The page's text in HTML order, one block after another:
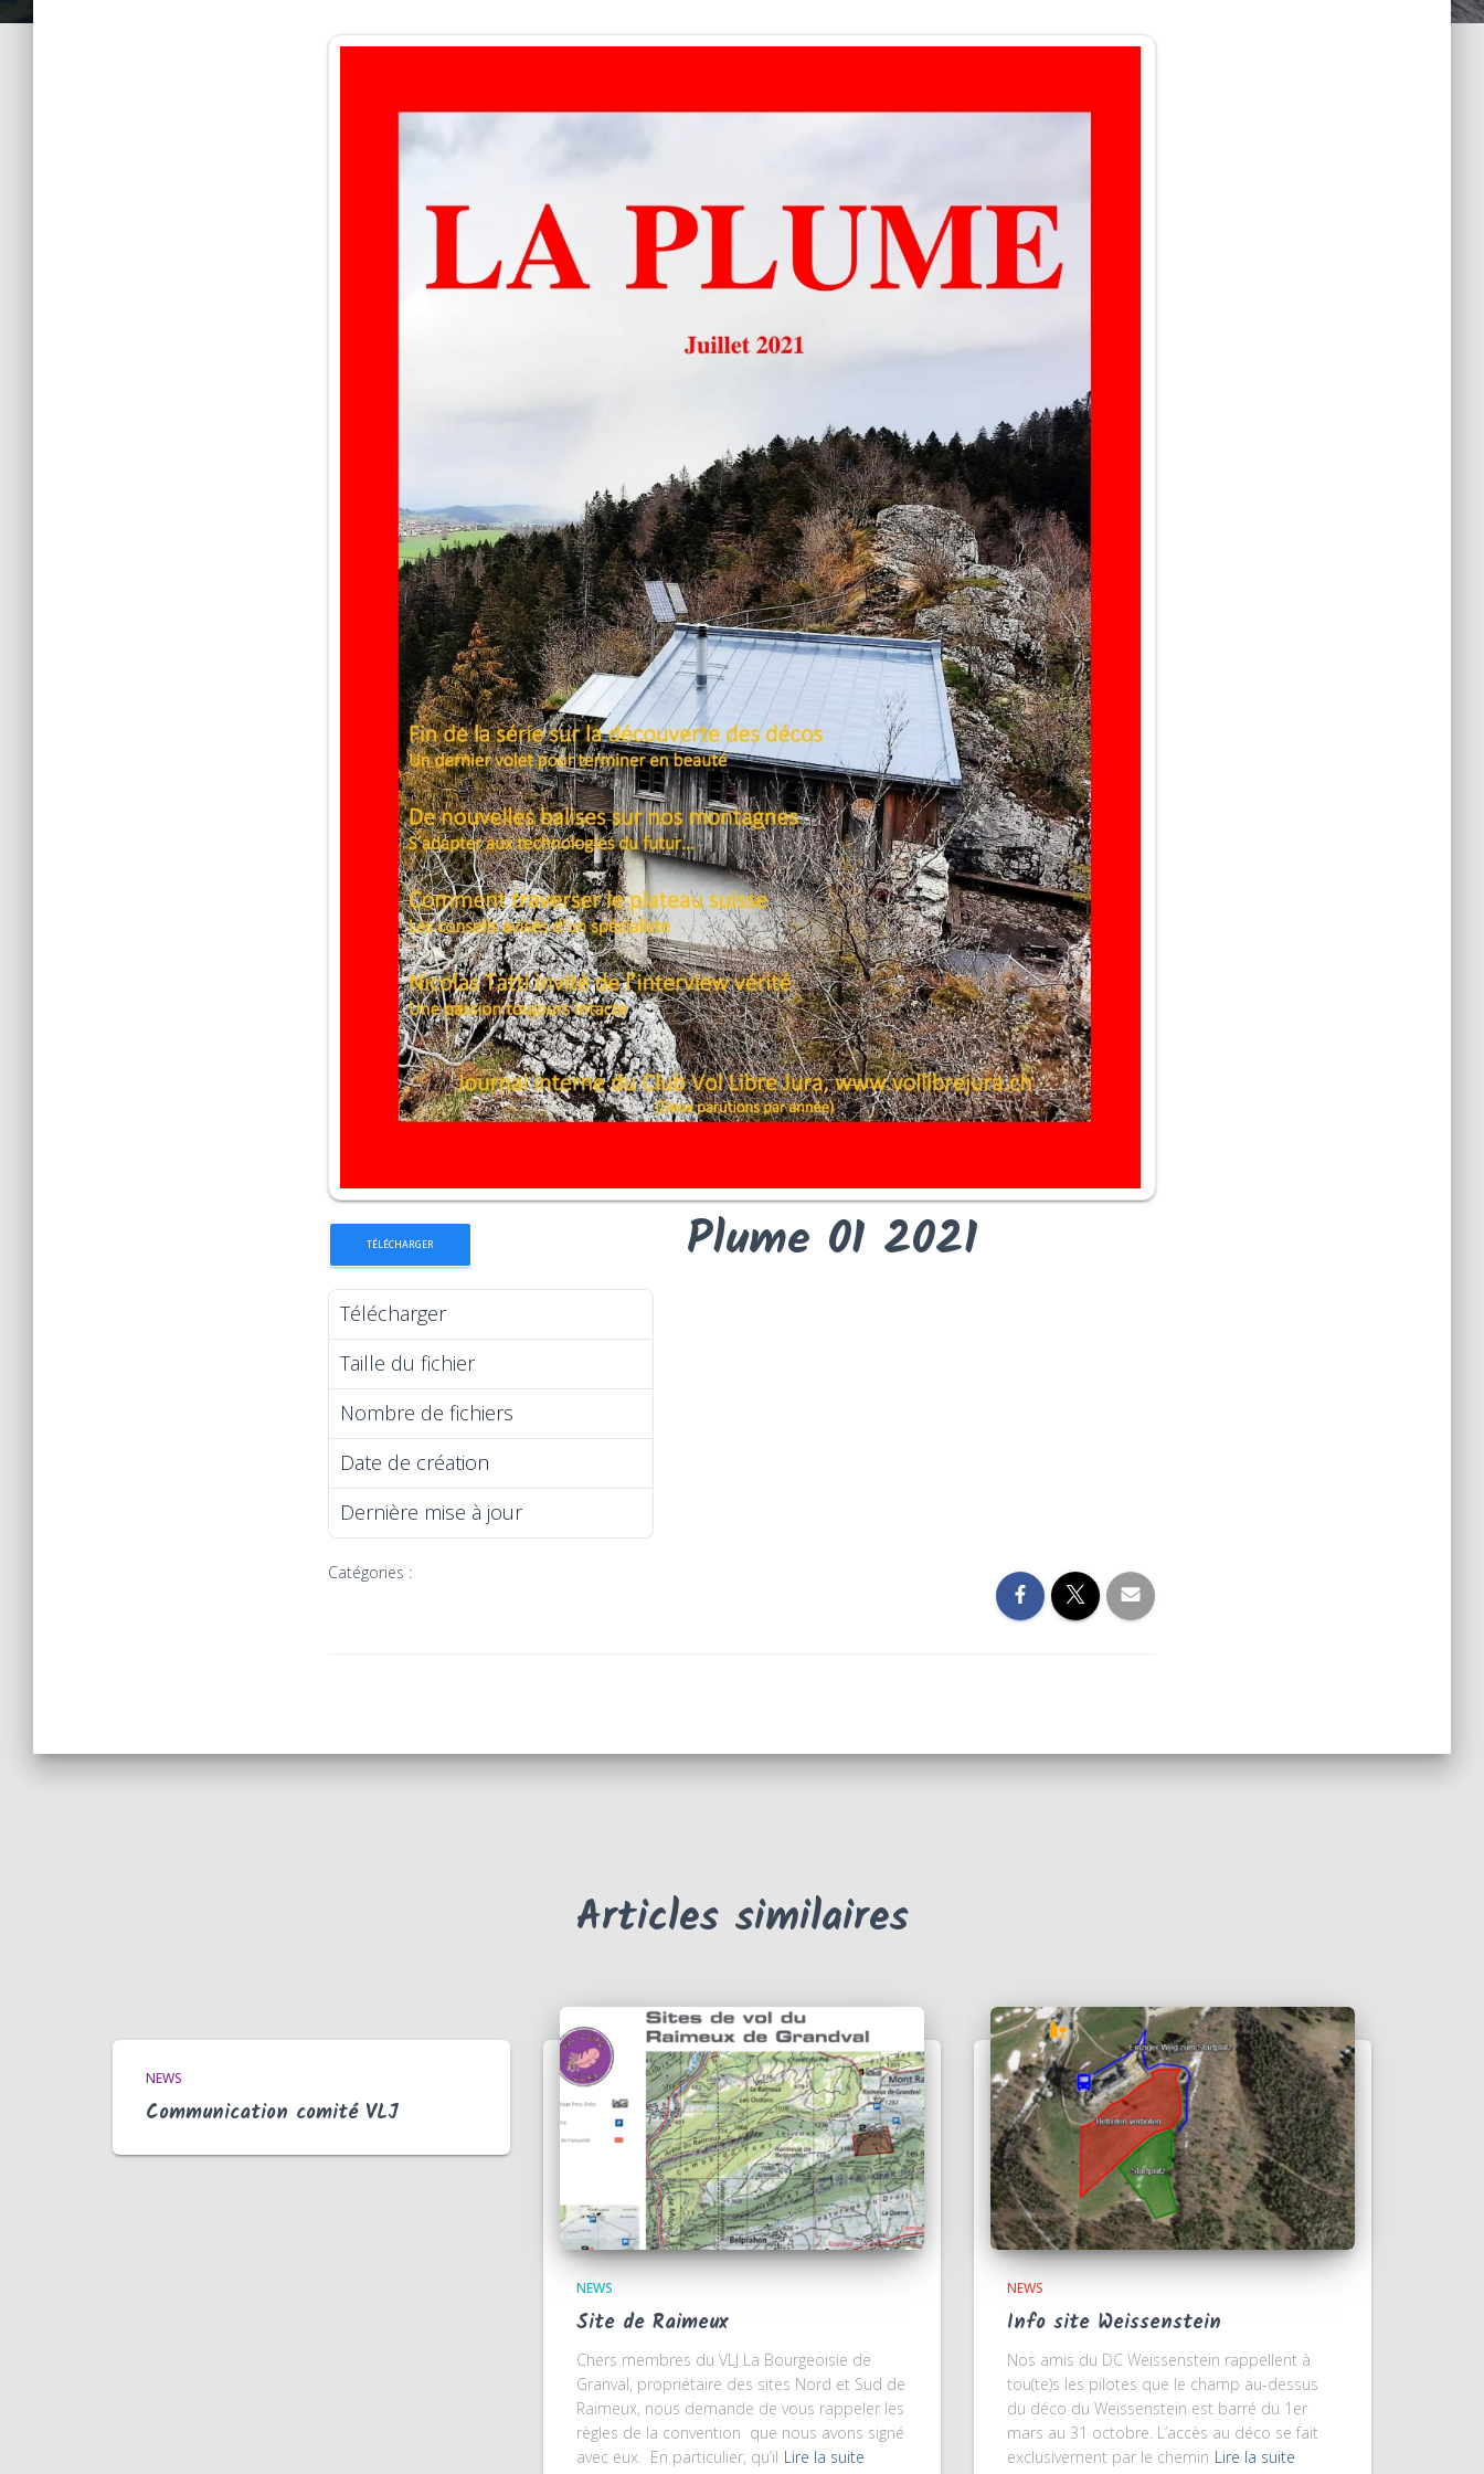
TÉLÉCHARGER
Télécharger
Taille du fichier
Nombre de fichiers
Date de création
Dernière mise à jour
Plume 01 2021
Catégories :
Articles similaires
NEWS
Communication comité VLJ
NEWS
Site de Raimeux
Chers membres du VLJ La Bourgeoisie de
Granval, propriétaire des sites Nord et Sud de
Raimeux, nous demande de vous rappeler les
règles de la convention que nous avons signé
avec eux. En particulier, qu’il Lire la suite
NEWS
Info site Weissenstein
Nos amis du DC Weissenstein rappellent à
tou(te)s les pilotes que le champ au-dessus
du déco du Weissenstein est barré du 1er
mars au 31 octobre. L’accès au déco se fait
exclusivement par le chemin Lire la suite